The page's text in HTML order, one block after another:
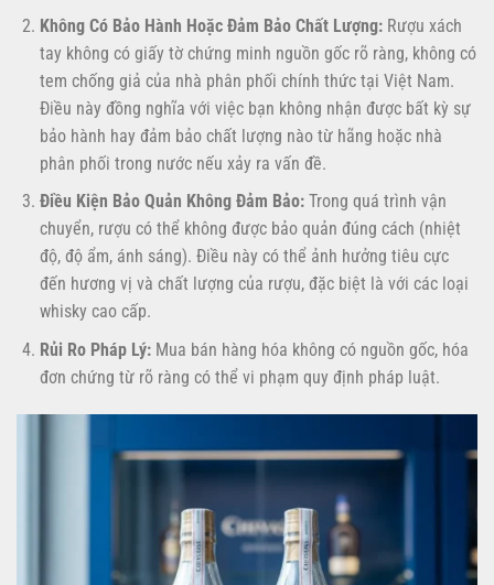
Không Có Bảo Hành Hoặc Đảm Bảo Chất Lượng:Rượu xách
tay không có giấy tờ chứng minh nguồn gốc rõ ràng, không có
tem chống giả của nhà phân phối chính thức tại Việt Nam.
Điều này đồng nghĩa với việc bạn không nhận được bất kỳ sự
bảo hành hay đảm bảo chất lượng nào từ hãng hoặc nhà
phân phối trong nước nếu xảy ra vấn đề.
Điều Kiện Bảo Quản Không Đảm Bảo:Trong quá trình vận
chuyển, rượu có thể không được bảo quản đúng cách (nhiệt
độ, độ ẩm, ánh sáng). Điều này có thể ảnh hưởng tiêu cực
đến hương vị và chất lượng của rượu, đặc biệt là với các loại
whisky cao cấp.
Rủi Ro Pháp Lý:Mua bán hàng hóa không có nguồn gốc, hóa
đơn chứng từ rõ ràng có thể vi phạm quy định pháp luật.